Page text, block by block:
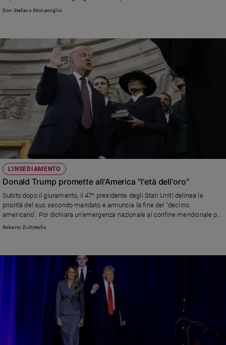
Don Stefano Stimamiglio
L'INSEDIAMENTO
Donald Trump promette all'America "l'età dell'oro"
Subito dopo il giuramento, il 47° presidente degli Stati Uniti delinea le
priorità del suo secondo mandato e annuncia la fine del "declino
americano". Poi dichiara un'emergenza nazionale al confine meridionale per
tentare di fermare l'immigrazione dal Messico
Roberto Zichittella